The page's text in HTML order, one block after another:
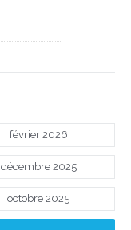
février 2026
décembre 2025
octobre 2025